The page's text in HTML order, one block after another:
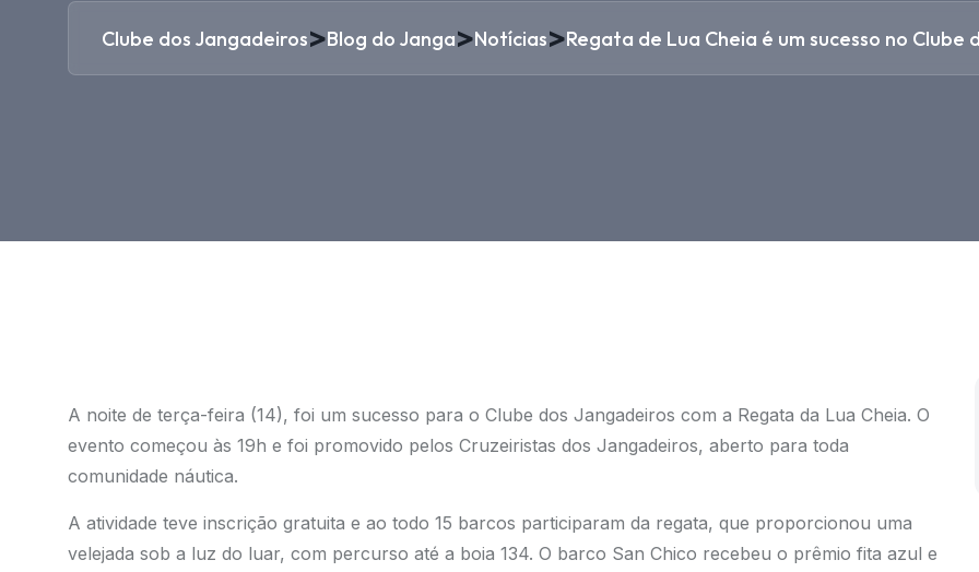
Clube dos Jangadeiros>Blog do Janga>Notícias>Regata de Lua Cheia é um sucesso no Clube
A noite de terça-feira (14), foi um sucesso para o Clube dos Jangadeiros com a Regata da Lua Cheia. O
evento começou às 19h e foi promovido pelos Cruzeiristas dos Jangadeiros, aberto para toda
comunidade náutica.
A atividade teve inscrição gratuita e ao todo 15 barcos participaram da regata, que proporcionou uma
velejada sob a luz do luar, com percurso até a boia 134. O barco San Chico recebeu o prêmio fita azul e